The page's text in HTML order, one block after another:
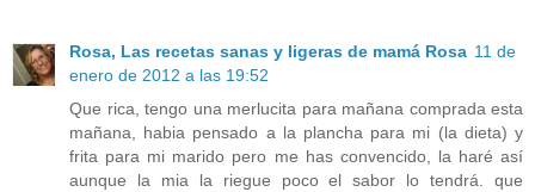
Rosa, Las recetas sanas y ligeras de mamá Rosa 11 de
enero de 2012 a las 19:52
Que rica, tengo una merlucita para mañana comprada esta
mañana, habia pensado a la plancha para mi (la dieta) y
frita para mi marido pero me has convencido, la haré así
aunque la mia la riegue poco el sabor lo tendrá. que